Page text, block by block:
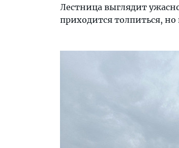
Лестница выглядит
приходится толпиться, но